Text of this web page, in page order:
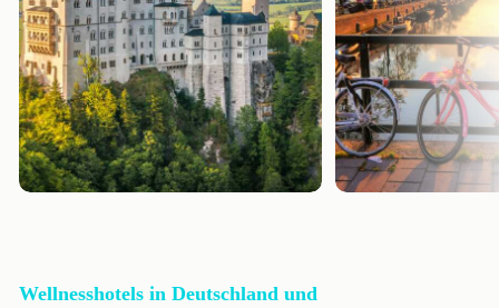
Wellnesshotels in Deutschland und